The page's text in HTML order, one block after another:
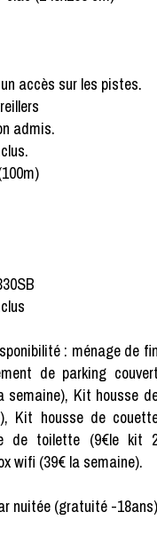
accès sur les pistes.
admis.
: ménage de
de parking
semaine), Kit housse
Kit housse de
de toilette (9€le kit
wifi (39€ la semaine).
nuitée (gratuité -18ans)